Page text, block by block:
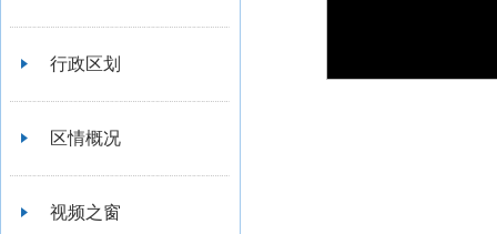
行政区划
区情概况
视频之窗